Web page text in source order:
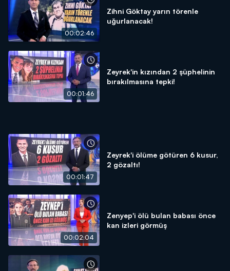
00:02:46
Zihni Göktay yarın törenle
uğurlanacak!
00:01:46
Zeyrek'in kızından 2 şüphelinin
bırakılmasına tepki!
00:01:47
Zeyrek'i ölüme götüren 6 kusur,
2 gözaltı!
00:02:04
Zenyep'i ölü bulan babası önce
kan izleri görmüş